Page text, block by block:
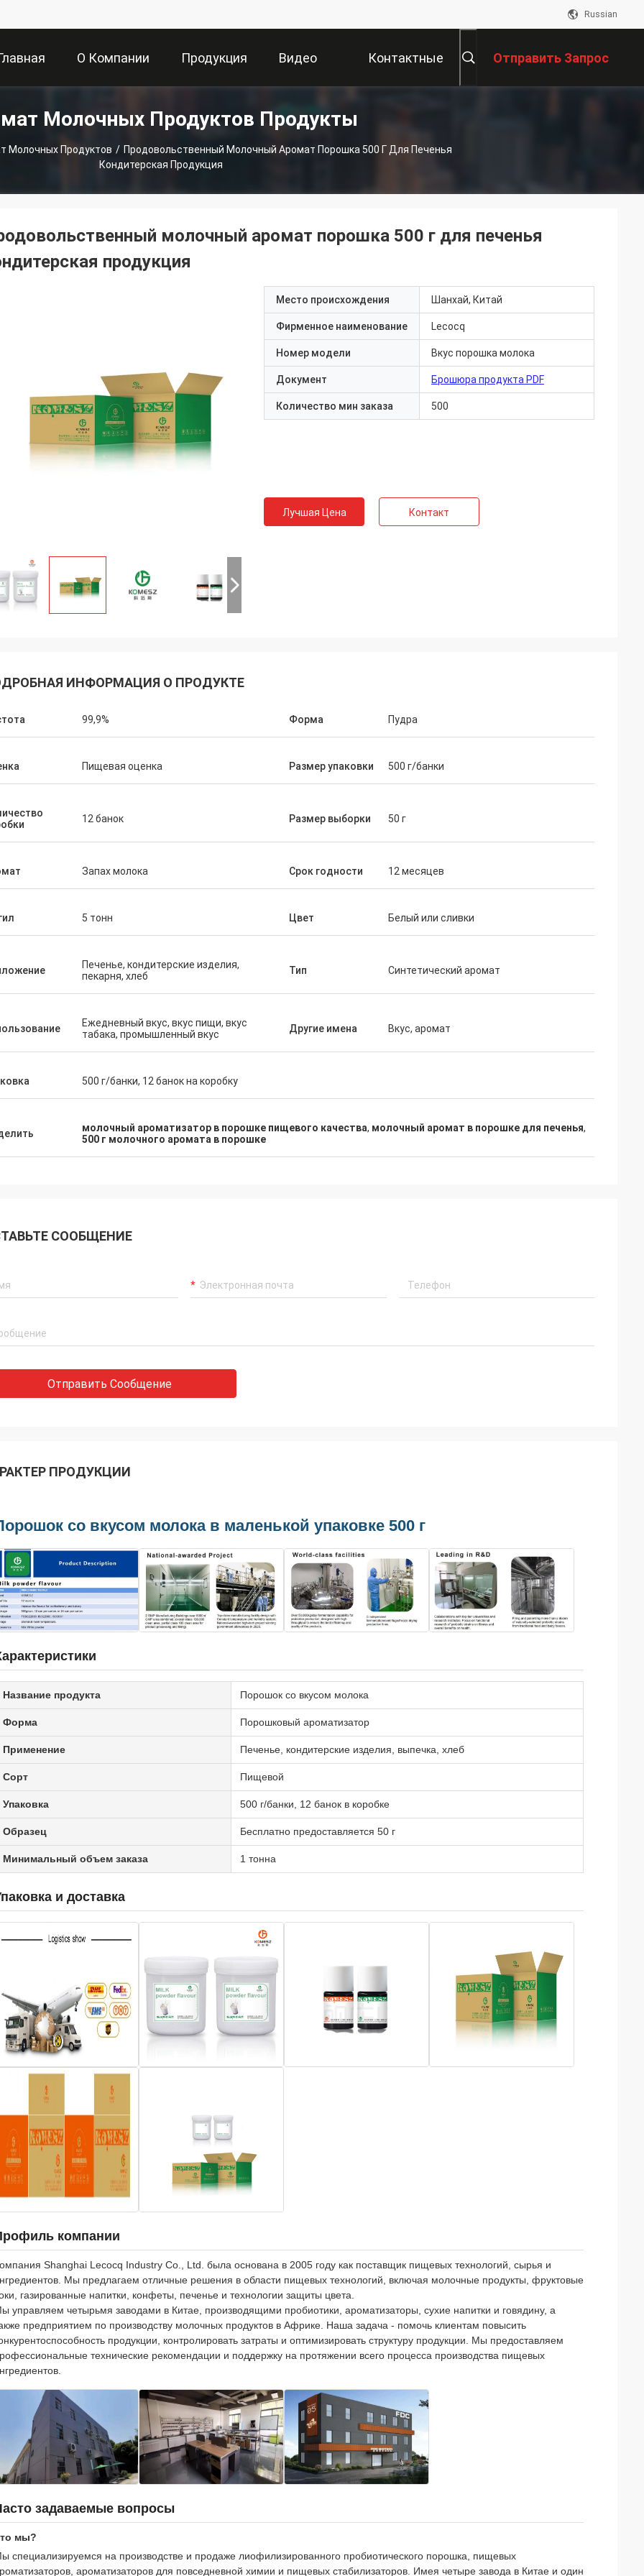
Russian
О Компании Продукция Видео Контактные Отправить Запрос
Молочных Продуктов Продукты
Молочных Продуктов / Продовольственный Молочный Аромат Порошка 500 Г Для Печенья
Кондитерская Продукция
молочный аромат порошка 500 г для печенья
продукция
Место происхождения Шанхай, Китай
Фирменное наименование Lecocq
Номер модели Вкус порошка молока
Документ Брошюра продукта PDF
Количество мин заказа 500
Лучшая Цена Контакт
ИНФОРМАЦИЯ О ПРОДУКТЕ
99,9% Форма Пудра
Пищевая оценка Размер упаковки 500 г/банки
12 банок Размер выборки 50 г
Запах молока Срок годности 12 месяцев
5 тонн Цвет Белый или сливки
Печенье, кондитерские изделия,
пекарня, хлеб
Тип Синтетический аромат
Ежедневный вкус, вкус пищи, вкус
табака, промышленный вкус
Другие имена Вкус, аромат
500 г/банки, 12 банок на коробку
молочный ароматизатор в порошке пищевого качества, молочный аромат в порошке для печенья,
500 г молочного аромата в порошке
СООБЩЕНИЕ
Отправить Сообщение
ПРОДУКЦИИ
со вкусом молока в маленькой упаковке 500 г
Название продукта Порошок со вкусом молока
Форма Порошковый ароматизатор
Применение Печенье, кондитерские изделия, выпечка, хлеб
Сорт Пищевой
Упаковка 500 г/банки, 12 банок в коробке
Образец Бесплатно предоставляется 50 г
Минимальный объем заказа 1 тонна
и доставка
компании
Shanghai Lecocq Industry Co., Ltd. была основана в 2005 году как поставщик пищевых технологий, сырья и
Мы предлагаем отличные решения в области пищевых технологий, включая молочные продукты, фруктовые
газированные напитки, конфеты, печенье и технологии защиты цвета.
управляем четырьмя заводами в Китае, производящими пробиотики, ароматизаторы, сухие напитки и говядину, а
предприятием по производству молочных продуктов в Африке. Наша задача - помочь клиентам повысить
продукции, контролировать затраты и оптимизировать структуру продукции. Мы предоставляем
технические рекомендации и поддержку на протяжении всего процесса производства пищевых
задаваемые вопросы
мы?
специализируемся на производстве и продаже лиофилизированного пробиотического порошка, пищевых
ароматизаторов для повседневной химии и пищевых стабилизаторов. Имея четыре завода в Китае и один